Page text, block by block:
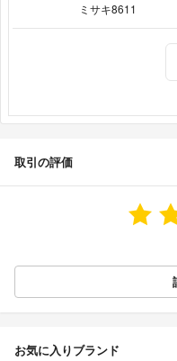
ミサキ8611
取引の評価
お気に入りブランド